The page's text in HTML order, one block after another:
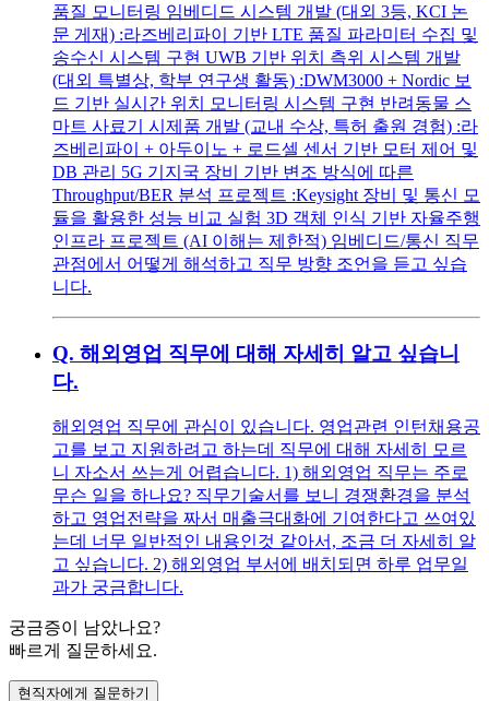
품질 모니터링 임베디드 시스템 개발 (대외 3등, KCI 논
문 게재) :라즈베리파이 기반 LTE 품질 파라미터 수집 및
송수신 시스템 구현 UWB 기반 위치 측위 시스템 개발
(대외 특별상, 학부 연구생 활동) :DWM3000 + Nordic 보
드 기반 실시간 위치 모니터링 시스템 구현 반려동물 스
마트 사료기 시제품 개발 (교내 수상, 특허 출원 경험) :라
즈베리파이 + 아두이노 + 로드셀 센서 기반 모터 제어 및
DB 관리 5G 기지국 장비 기반 변조 방식에 따른
Throughput/BER 분석 프로젝트 :Keysight 장비 및 통신 모
듈을 활용한 성능 비교 실험 3D 객체 인식 기반 자율주행
인프라 프로젝트 (AI 이해는 제한적) 임베디드/통신 직무
관점에서 어떻게 해석하고 직무 방향 조언을 듣고 싶습
니다.
Q. 해외영업 직무에 대해 자세히 알고 싶습니
다.
해외영업 직무에 관심이 있습니다. 영업관련 인턴채용공
고를 보고 지원하려고 하는데 직무에 대해 자세히 모르
니 자소서 쓰는게 어렵습니다. 1) 해외영업 직무는 주로
무슨 일을 하나요? 직무기술서를 보니 경쟁환경을 분석
하고 영업전략을 짜서 매출극대화에 기여한다고 쓰여있
는데 너무 일반적인 내용인것 같아서, 조금 더 자세히 알
고 싶습니다. 2) 해외영업 부서에 배치되면 하루 업무일
과가 궁금합니다.
궁금증이 남았나요?
빠르게 질문하세요.
현직자에게 질문하기